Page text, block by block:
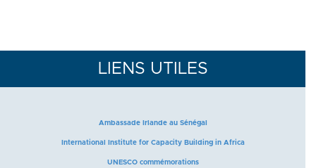
LIENS UTILES
Ambassade Irlande au Sénégal
International Institute for Capacity Building in Africa
UNESCO commémorations